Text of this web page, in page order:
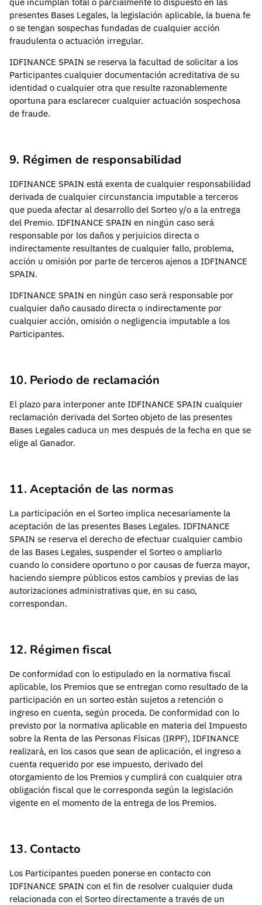
presentes Bases Legales, la legislación aplicable, la buena fe
o se tengan sospechas fundadas de cualquier acción
fraudulenta o actuación irregular.
IDFINANCE SPAIN se reserva la facultad de solicitar a los
Participantes cualquier documentación acreditativa de su
identidad o cualquier otra que resulte razonablemente
oportuna para esclarecer cualquier actuación sospechosa
de fraude.
9. Régimen de responsabilidad
IDFINANCE SPAIN está exenta de cualquier responsabilidad
derivada de cualquier circunstancia imputable a terceros
que pueda afectar al desarrollo del Sorteo y/o a la entrega
del Premio. IDFINANCE SPAIN en ningún caso será
responsable por los daños y perjuicios directa o
indirectamente resultantes de cualquier fallo, problema,
acción u omisión por parte de terceros ajenos a IDFINANCE
SPAIN.
IDFINANCE SPAIN en ningún caso será responsable por
cualquier daño causado directa o indirectamente por
cualquier acción, omisión o negligencia imputable a los
Participantes.
10. Periodo de reclamación
El plazo para interponer ante IDFINANCE SPAIN cualquier
reclamación derivada del Sorteo objeto de las presentes
Bases Legales caduca un mes después de la fecha en que se
elige al Ganador.
11. Aceptación de las normas
La participación en el Sorteo implica necesariamente la
aceptación de las presentes Bases Legales. IDFINANCE
SPAIN se reserva el derecho de efectuar cualquier cambio
de las Bases Legales, suspender el Sorteo o ampliarlo
cuando lo considere oportuno o por causas de fuerza mayor,
haciendo siempre públicos estos cambios y previas de las
autorizaciones administrativas que, en su caso,
correspondan.
12. Régimen fiscal
De conformidad con lo estipulado en la normativa fiscal
aplicable, los Premios que se entregan como resultado de la
participación en un sorteo están sujetos a retención o
ingreso en cuenta, según proceda. De conformidad con lo
previsto por la normativa aplicable en materia del Impuesto
sobre la Renta de las Personas Físicas (IRPF), IDFINANCE
realizará, en los casos que sean de aplicación, el ingreso a
cuenta requerido por ese impuesto, derivado del
otorgamiento de los Premios y cumplirá con cualquier otra
obligación fiscal que le corresponda según la legislación
vigente en el momento de la entrega de los Premios.
13. Contacto
Los Participantes pueden ponerse en contacto con
IDFINANCE SPAIN con el fin de resolver cualquier duda
relacionada con el Sorteo directamente a través de un